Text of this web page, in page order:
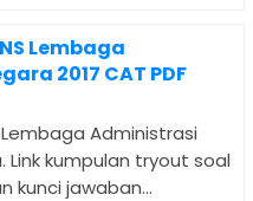
Lembaga
2017 CAT PDF
Administrasi
Link kumpulan tryout soal
kunci jawaban...